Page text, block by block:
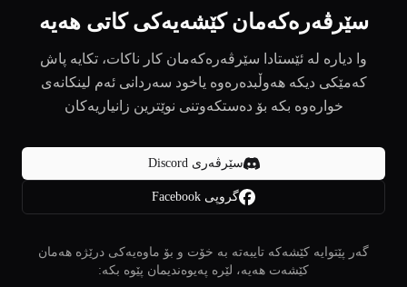
سێرڤەرەکەمان کێشەیەکی کاتی هەیە
وا دیارە لە ئێستادا سێرڤەرەکەمان کار ناکات، تکایە پاش
کەمێکی دیکە هەوڵبدەرەوە یاخود سەردانی ئەم لینکانەی
خوارەوە بکە بۆ دەستکەوتنی نوێترین زانیاریەکان
سێرڤەری Discord
گروپی Facebook
گەر پێتوایە کێشەکە تایبەتە بە خۆت و بۆ ماوەیەکی درێژە هەمان
کێشەت هەیە، لێرە پەیوەندیمان پێوە بکە: